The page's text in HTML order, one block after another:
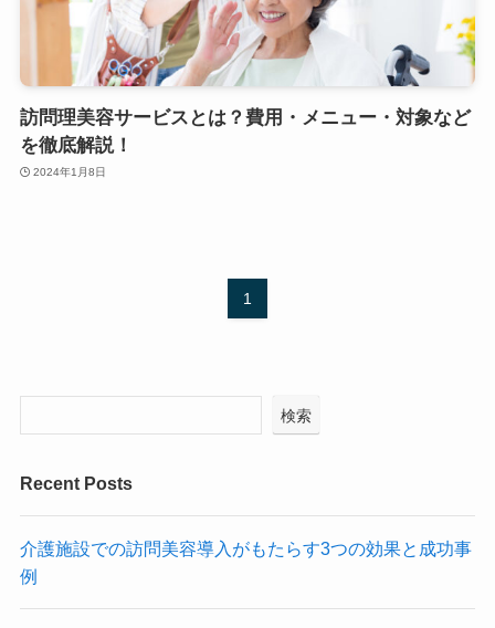
訪問理美容サービスとは？費用・メニュー・対象など
を徹底解説！
2024年1月8日
1
検索
Recent Posts
介護施設での訪問美容導入がもたらす3つの効果と成功事
例